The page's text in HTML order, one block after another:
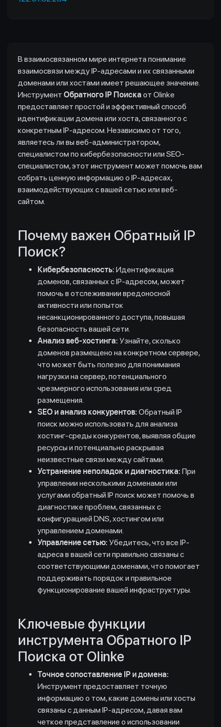
В взаимосвязанном мире интернета понимание
взаимосвязи между IP-адресами и их связанными
доменами или хостами имеет решающее значение.
Инструмент Обратного IP Поиска от Olinke
предоставляет простой и эффективный способ
идентификации домена или хоста, связанного с
конкретным IP-адресом. Независимо от того,
являетесь ли вы веб-администратором,
специалистом по кибербезопасности или SEO-
специалистом, этот инструмент может помочь вам
собрать ценную информацию о IP-адресах,
взаимодействующих с вашей сетью или веб-
сайтом.
Почему важен Обратный IP
Поиск?
Кибербезопасность: Идентификация
доменов, связанных с IP-адресом, может
помочь в отслеживании вредоносной
активности или попыток
несанкционированного доступа, повышая
безопасность вашей сети.
Анализ веб-хостинга: Узнайте, сколько
доменов размещено на конкретном сервере,
что может быть полезно для понимания
нагрузки на сервер, потенциального
чрезмерного использования или сред
размещения.
SEO и анализ конкурентов: Обратный IP
поиск можно использовать для анализа
хостинг-среды конкурентов, выявляя общие
ресурсы и потенциально раскрывая
неизвестные связи между сайтами.
Устранение неполадок и диагностика: При
управлении несколькими доменами или
услугами обратный IP поиск может помочь в
диагностике проблем, связанных с
конфигурацией DNS, хостингом или
управлением доменами.
Управление сетью: Убедитесь, что все IP-
адреса в вашей сети правильно связаны с
соответствующими доменами, что помогает
поддерживать порядок и правильное
функционирование вашей инфраструктуры.
Ключевые функции
инструмента Обратного IP
Поиска от Olinke
Точное сопоставление IP и домена:
Инструмент предоставляет точную
информацию о том, какие домены или хосты
связаны с данным IP-адресом, давая вам
четкое представление о использовании